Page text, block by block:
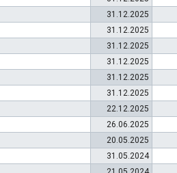
31.12.2025
31.12.2025
31.12.2025
31.12.2025
31.12.2025
31.12.2025
22.12.2025
26.06.2025
20.05.2025
31.05.2024